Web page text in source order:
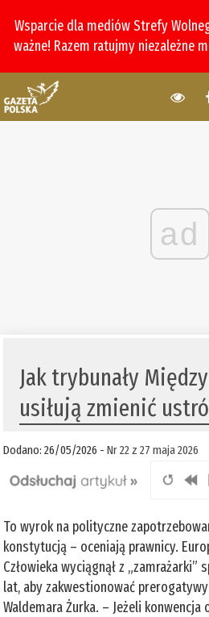
Wsparcie dla mediów Strefy
ważne! Razem ratujmy niezależne
ad
Jak trybunały
usiłują zmienić
Dodano: 26/05/2026 -Nr 22 z 27 maja 2026
To wyrok na polityczne
konstytucją – oceniają prawnicy.
Człowieka wyciągnął z „zamrażarki”
lat, aby zakwestionować
Waldemara Żurka. – Jeżeli konwencja